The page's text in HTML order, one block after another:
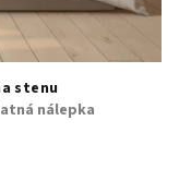
stenu
nálepka
hodnotenie produktu